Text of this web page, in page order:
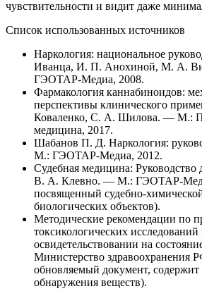
чувствительности и видит даже
Список использованных источников
Наркология: национальное
Иванца, И. П. Анохиной, М. А.
ГЭОТАР-Медиа, 2008.
Фармакология каннабиноидов:
перспективы клинического
Коваленко, С. А. Шилова. — М.:
медицина, 2017.
Шабанов П. Д. Наркология:
М.: ГЭОТАР-Медиа, 2012.
Судебная медицина: Руководство
В. А. Клевно. — М.: ГЭОТАР-
посвященный судебно-
биологических объектов).
Методические рекомендации по
токсикологических
освидетельствовании на
Министерство здравоохранения
обновляемый документ, содержит
обнаружения веществ).